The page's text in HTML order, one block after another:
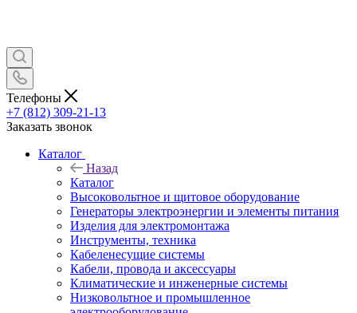
Телефоны
+7 (812) 309-21-13
Заказать звонок
Каталог
Назад
Каталог
Высоковольтное и щитовое оборудование
Генераторы электроэнергии и элементы питания
Изделия для электромонтажа
Инструменты, техника
Кабеленесущие системы
Кабели, провода и аксессуары
Климатические и инженерные системы
Низковольтное и промышленное